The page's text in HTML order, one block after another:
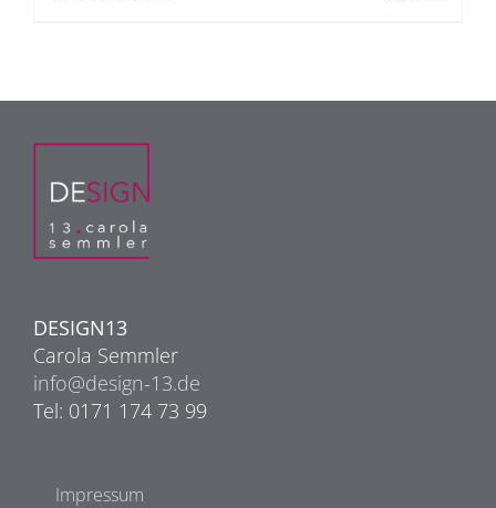
DESIGN13
Carola Semmler
info@design-13.de
Tel: 0171 174 73 99
Impressum